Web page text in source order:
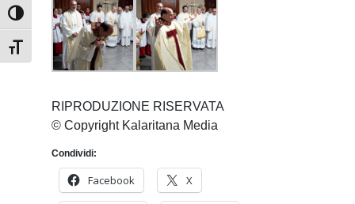
Attiva/disattiva alto contrasto
Attiva/disattiva dimensione testo
RIPRODUZIONE RISERVATA
© Copyright Kalaritana Media
Condividi:
Facebook X